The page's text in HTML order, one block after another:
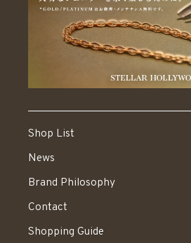
Shop List
News
Brand Philosophy
Contact
Shopping Guide